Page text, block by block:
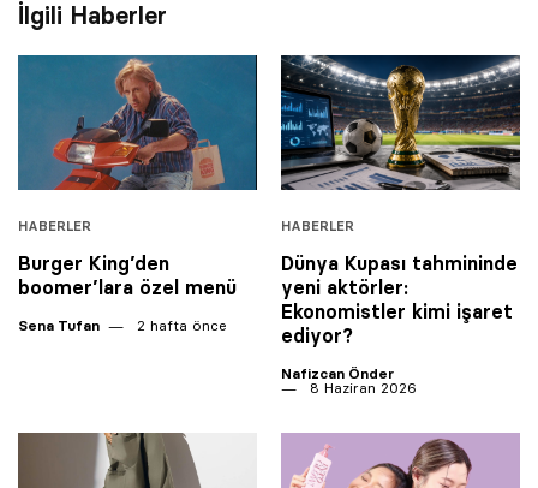
İlgili Haberler
HABERLER
Burger King’den
boomer’lara özel menü
Sena Tufan 2 hafta önce
HABERLER
Dünya Kupası tahmininde
yeni aktörler:
Ekonomistler kimi işaret
ediyor?
Nafizcan Önder
8 Haziran 2026